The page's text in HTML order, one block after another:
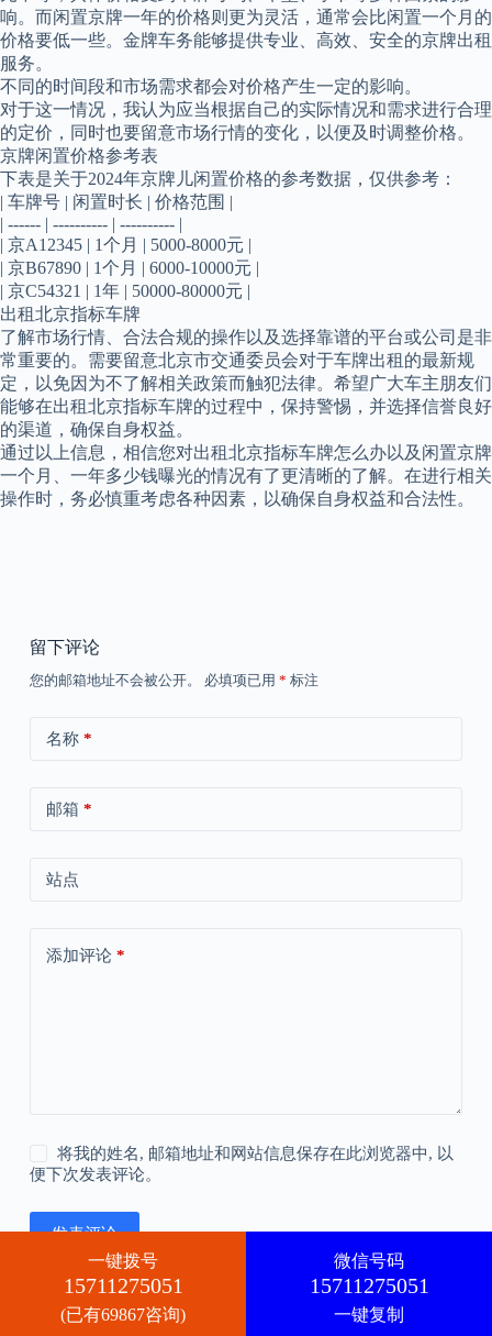
响。而闲置京牌一年的价格则更为灵活，通常会比闲置一个月的
价格要低一些。金牌车务能够提供专业、高效、安全的京牌出租
服务。
不同的时间段和市场需求都会对价格产生一定的影响。
对于这一情况，我认为应当根据自己的实际情况和需求进行合理
的定价，同时也要留意市场行情的变化，以便及时调整价格。
京牌闲置价格参考表
下表是关于2024年京牌儿闲置价格的参考数据，仅供参考：
| 车牌号 | 闲置时长 | 价格范围 |
| ------ | ---------- | ---------- |
| 京A12345 | 1个月 | 5000-8000元 |
| 京B67890 | 1个月 | 6000-10000元 |
| 京C54321 | 1年 | 50000-80000元 |
出租北京指标车牌
了解市场行情、合法合规的操作以及选择靠谱的平台或公司是非
常重要的。需要留意北京市交通委员会对于车牌出租的最新规
定，以免因为不了解相关政策而触犯法律。希望广大车主朋友们
能够在出租北京指标车牌的过程中，保持警惕，并选择信誉良好
的渠道，确保自身权益。
通过以上信息，相信您对出租北京指标车牌怎么办以及闲置京牌
一个月、一年多少钱曝光的情况有了更清晰的了解。在进行相关
操作时，务必慎重考虑各种因素，以确保自身权益和合法性。
留下评论
您的邮箱地址不会被公开。 必填项已用 * 标注
名称*
邮箱 *
站点
添加评论*
将我的姓名, 邮箱地址和网站信息保存在此浏览器中, 以
便下次发表评论。
发表评论
一键拨号
15711275051
(已有69867咨询)
微信号码
15711275051
一键复制